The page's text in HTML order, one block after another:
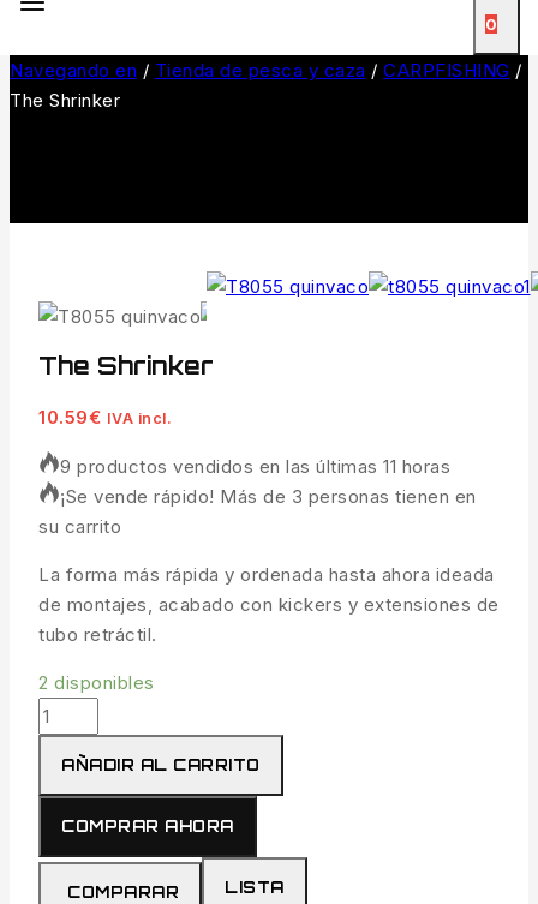
0
Navegando en / Tienda de pesca y caza / CARPFISHING /
The Shrinker
The Shrinker
10.59€ IVA incl.
9 productos vendidos en las últimas 11 horas
¡Se vende rápido! Más de 3 personas tienen en
su carrito
La forma más rápida y ordenada hasta ahora ideada
de montajes, acabado con kickers y extensiones de
tubo retráctil.
2 disponibles
AÑADIR AL CARRITO
COMPRAR AHORA
COMPARAR LISTA